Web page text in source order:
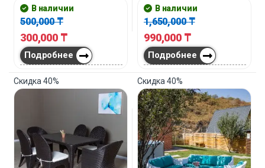
В наличии
500,000₸
300,000 ₸
Подробнее
В наличии
1,650,000₸
990,000 ₸
Подробнее
Скидка40% Скидка40%